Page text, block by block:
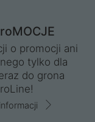
o promocji ani
tylko dla
do grona